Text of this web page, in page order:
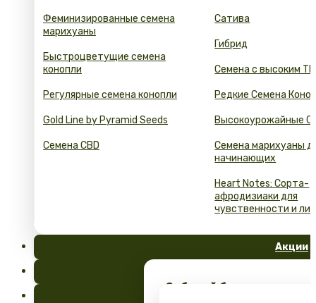
Феминизированные семена
марихуаны
Быстроцветущие семена
конопли
Регулярные семена конопли
Gold Line by Pyramid Seeds
Семена CBD
Сатива
Гибрид
Семена с высоким
Редкие Семена
Высокоурожайные
Семена марихуаны
начинающих
Heart Notes: Сорта-
афродизиаки для
чувственности и
Акции
Забирай бесплатные